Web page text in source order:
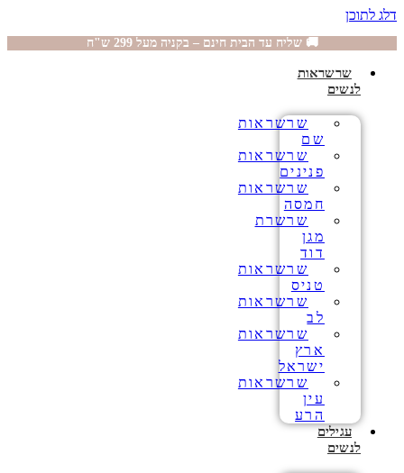
דלג לתוכן
🚚 שליח עד הבית חינם – בקניה מעל 299 ש"ח
שרשראות
לנשים
שרשראות
שם
שרשראות
פנינים
שרשראות
חמסה
שרשרת
מגן
דוד
שרשראות
טניס
שרשראות
לב
שרשראות
ארץ
ישראל
שרשראות
עין
הרע
עגילים
לנשים